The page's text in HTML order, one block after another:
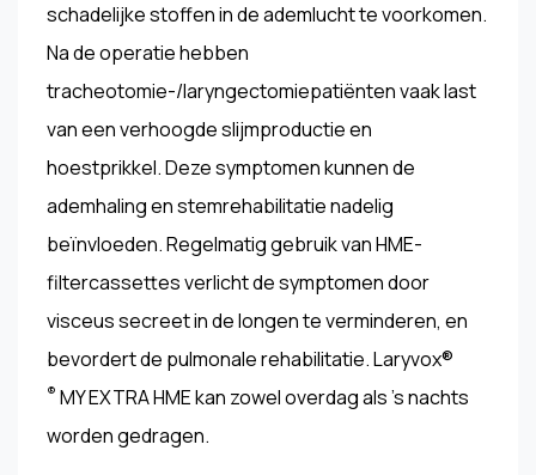
schadelijke stoffen in de ademlucht te voorkomen.
Na de operatie hebben
tracheotomie-/laryngectomiepatiënten vaak last
van een verhoogde slijmproductie en
hoestprikkel. Deze symptomen kunnen de
ademhaling en stemrehabilitatie nadelig
beïnvloeden. Regelmatig gebruik van HME-
filtercassettes verlicht de symptomen door
visceus secreet in de longen te verminderen, en
bevordert de pulmonale rehabilitatie. Laryvox®
® MY EXTRA HME kan zowel overdag als 's nachts
worden gedragen.